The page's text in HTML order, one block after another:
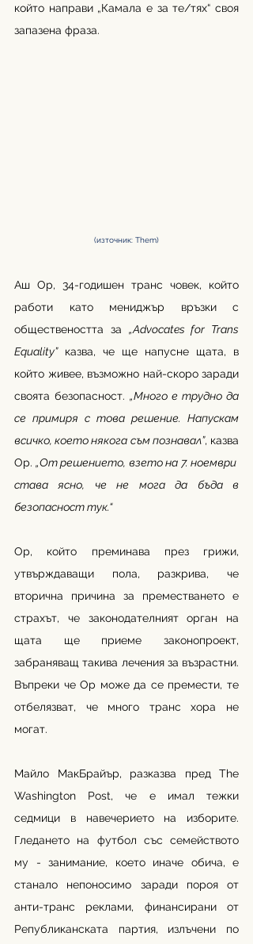
който направи „Камала е за те/тях“ своя
запазена фраза.
(източник: Them)
Аш Ор, 34-годишен транс човек, който
работи като мениджър връзки с
обществеността за „Advocates for Trans
Equality” казва, че ще напусне щата, в
който живее, възможно най-скоро заради
своята безопасност. „Много е трудно да
се примиря с това решение. Напускам
всичко, което някога съм познавал”, казва
Ор. „От решението, взето на 7. ноември
става ясно, че не мога да бъда в
безопасност тук.“
Ор, който преминава през грижи,
утвърждаващи пола, разкрива, че
вторична причина за преместването е
страхът, че законодателният орган на
щата ще приеме законопроект,
забраняващ такива лечения за възрастни.
Въпреки че Ор може да се премести, те
отбелязват, че много транс хора не
могат.
Майло МакБрайър, разказва пред The
Washington Post, че е имал тежки
седмици в навечерието на изборите.
Гледането на футбол със семейството
му - занимание, което иначе обича, е
станало непоносимо заради пороя от
анти-транс реклами, финансирани от
Републиканската партия, излъчени по